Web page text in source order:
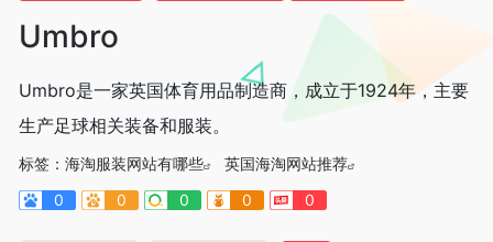
Umbro
Umbro是一家英国体育用品制造商，成立于1924年，主要
生产足球相关装备和服装。
标签： 海淘服装网站有哪些
英国海淘网站推荐
0
0 0 0 0